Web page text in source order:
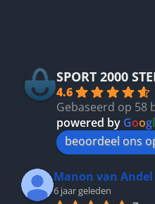
SPORT 2000
4.6
Gebaseerd op 58
powered by Googl
beoordeel ons
Manon van Andel
6 jaar geleden